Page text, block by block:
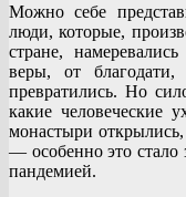
Можно себе
люди, которые,
стране,
веры, от
превратились. Но
какие человеческие
монастыри
— особенно это
пандемией.